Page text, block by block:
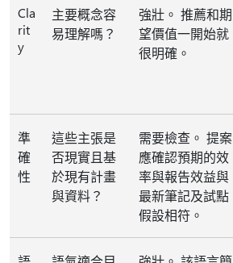
Cla
rit
y
主要概念容
易理解嗎？
強壯。 推薦和期
望價值一開始就
很明確。
準
確
性
這些主張是
否現實且基
於現有計畫
與資料？
需要檢查。 提案
應確認預期的效
率與報告效益與
最新筆記及試點
假設相符。